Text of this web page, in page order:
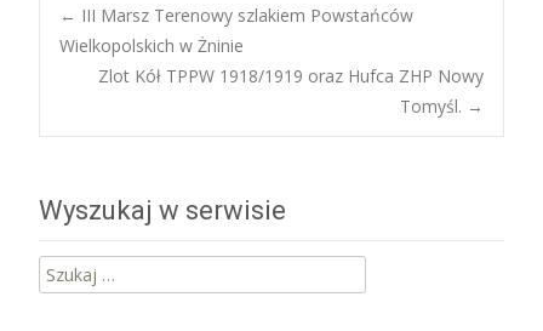
Post
← III Marsz Terenowy szlakiem Powstańców
Wielkopolskich w Żninie
Zlot Kół TPPW 1918/1919 oraz Hufca ZHP Nowy
Tomyśl. →
Wyszukaj w serwisie
Szukaj: